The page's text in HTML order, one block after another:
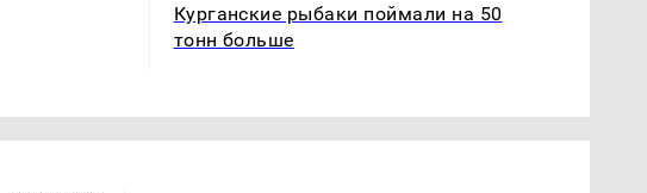
Курганские рыбаки поймали на 50
тонн больше